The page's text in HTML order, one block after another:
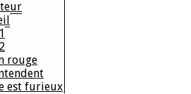
rouge
est furieux